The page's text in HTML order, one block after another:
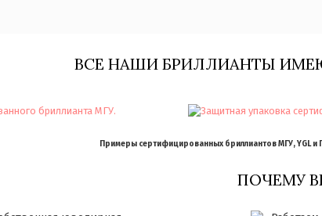
ВСЕ НАШИ БРИЛЛИАНТЫ
Примеры сертифицированных бриллиантов МГУ, YGL
ПОЧЕМУ